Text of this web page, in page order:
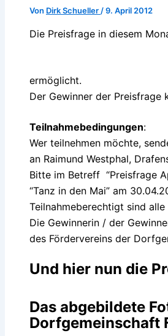
Von Dirk Schueller /9. April 2012
Die Preisfrage in diesem
ermöglicht.
Der Gewinner der Preisfrage
Teilnahmebedingungen:
Wer teilnehmen möchte,
an Raimund Westphal,
Bitte im Betreff “Preisfrage
“Tanz in den Mai” am
Teilnahmeberechtigt sind
Die Gewinnerin / der
des Fördervereins der
Und hier nun die
Das abgebildete
Dorfgemeinschaft